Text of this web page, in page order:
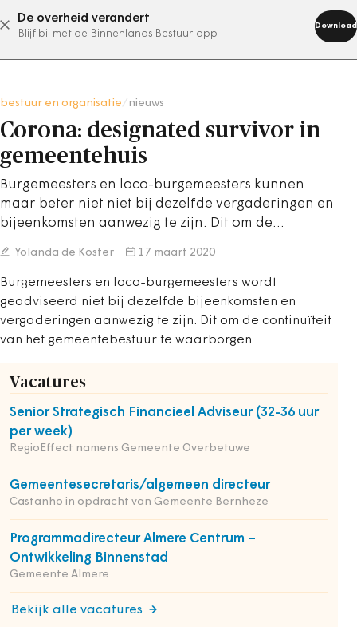
De overheid verandert
Blijf bij met de Binnenlands Bestuur app
Download
abonneer nu
bestuur en organisatie nieuws
Corona: designated survivor in
gemeentehuis
Burgemeesters en loco-burgemeesters kunnen
maar beter niet niet bij dezelfde vergaderingen en
bijeenkomsten aanwezig te zijn. Dit om de…
Yolanda de Koster 17 maart 2020
Burgemeesters en loco-burgemeesters wordt
geadviseerd niet bij dezelfde bijeenkomsten en
vergaderingen aanwezig te zijn. Dit om de continuïteit
van het gemeentebestuur te waarborgen.
Vacatures
Senior Strategisch Financieel Adviseur (32-36 uur
per week)
RegioEffect namens Gemeente Overbetuwe
Gemeentesecretaris/algemeen directeur
Castanho in opdracht van Gemeente Bernheze
Programmadirecteur Almere Centrum –
Ontwikkeling Binnenstad
Gemeente Almere
Bekijk alle vacatures